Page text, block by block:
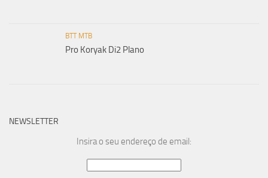
BTT MTB
Pro Koryak Di2 Plano
NEWSLETTER
Insira o seu endereço de email: